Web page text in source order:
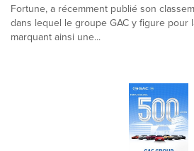
Fortune, a récemment publié son
dans lequel le groupe GAC y figure pour
marquant ainsi une...